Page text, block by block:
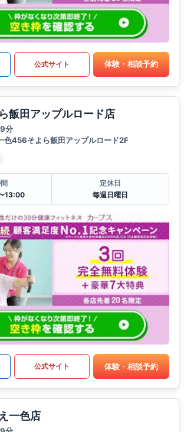
公式サイト 体験・相談予約
飯田アップルロード店
分
色456そよら飯田アップルロード2F
13:00
定休日
毎週日曜日
公式サイト 体験・相談予約
一色店